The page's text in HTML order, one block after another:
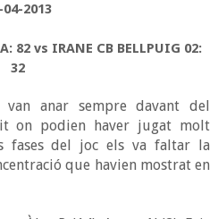
04-2013
82 vs IRANE CB BELLPUIG 02:
32
van anar sempre davant del
on podien haver jugat molt
fases del joc els va faltar la
que havien mostrat en